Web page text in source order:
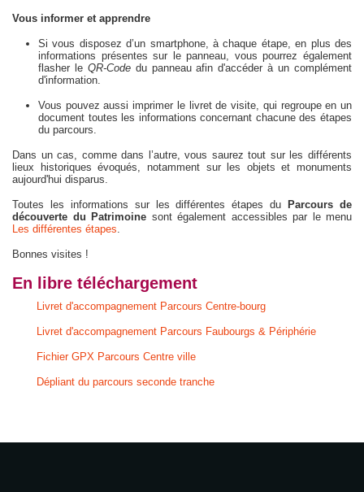
Vous informer et apprendre
Si vous disposez d’un smartphone, à chaque étape, en plus des
informations présentes sur le panneau, vous pourrez également
flasher le QR-Codedu panneau afin d'accéder à un complément
d'information.
Vous pouvez aussi imprimer le livret de visite, qui regroupe en un
document toutes les informations concernant chacune des étapes
du parcours.
Dans un cas, comme dans l’autre, vous saurez tout sur les différents
lieux historiques évoqués, notamment sur les objets et monuments
aujourd'hui disparus.
Toutes les informations sur les différentes étapes du
Parcours de
découverte du Patrimoine sont également accessibles par le menu
Les différentes étapes.
Bonnes visites !
En libre téléchargement
Livret d'accompagnement Parcours Centre-bourg
Livret d'accompagnement Parcours Faubourgs & Périphérie
Fichier GPX Parcours Centre ville
Dépliant du parcours seconde tranche